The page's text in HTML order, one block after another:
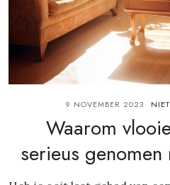
9 NOVEMBER 2023
Waarom
serieus